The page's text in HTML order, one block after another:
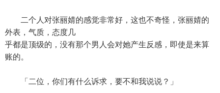
二个人对张丽婧的感觉非常好，这也不奇怪，张丽婧的
外表，气质，态度几
乎都是顶级的，没有那个男人会对她产生反感，即使是来算
账的。
「二位，你们有什么诉求，要不和我说说？」